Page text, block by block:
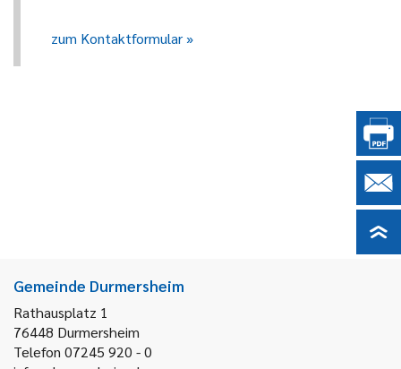
zum Kontaktformular
Gemeinde Durmersheim
Rathausplatz 1
76448 Durmersheim
Telefon 07245 920 - 0